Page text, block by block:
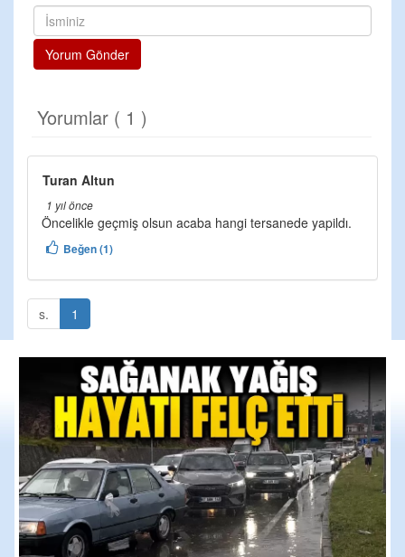
Yorum Gönder
Yorumlar ( 1 )
Turan Altun
1 yıl önce
Öncelikle geçmiş olsun acaba hangi tersanede yapildı.
Beğen (1)
s. 1